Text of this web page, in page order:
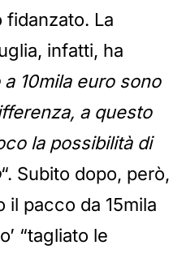
fidanzato. La
infatti, ha
a 10mila euro sono
a questo
la possibilità di
“. Subito dopo, però,
il pacco da 15mila
“tagliato le